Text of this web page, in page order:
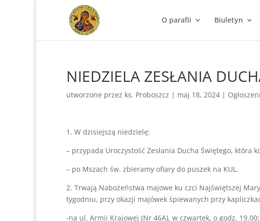
O parafii Biuletyn
NIEDZIELA ZESŁANIA
utworzone przez ks. Proboszcz | maj 18, 2024 |
1. W dzisiejszą niedzielę:
– przypada Uroczystość Zesłania Ducha Świętego, która
– po Mszach św. zbieramy ofiary do puszek na KUL.
2. Trwają Nabożeństwa majowe ku czci Najświętszej
tygodniu, przy okazji majówek śpiewanych przy
-na ul. Armii Krajowej (Nr 46A), w czwartek, o godz. 19.00;